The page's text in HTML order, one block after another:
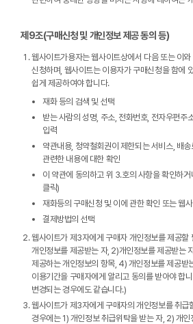
제9조(구매신청 및 개인정보 제공 동의 등)
웹사이트가용자는 웹사이트상에서 다음 또는 이
신청하며, 웹사이트는 이용자가 구매신청을 함에
쉽게 제공하여야 합니다.
재화 등의 검색 및 선택
받는 사람의 성명, 주소, 전화번호, 전자우편주
입력
약관내용, 청약철회권이 제한되는 서비스, 배
관련한 내용에 대한 확인
이 약관에 동의하고 위 3.호의 사항을 확인하
클릭)
재화등의 구매신청 및 이에 관한 확인 또는 웹
결제방법의 선택
웹사이트가 제3자에게 구매자 개인정보를 제공할
개인정보를 제공받는 자, 2)개인정보를 제공받는
제공하는 개인정보의 항목, 4) 개인정보를 제공받
이용기간을 구매자에게 알리고 동의를 받아야 합
변경되는 경우에도 같습니다.)
웹사이트가 제3자에게 구매자의 개인정보를 취급
경우에는 1) 개인정보 취급위탁을 받는 자, 2) 개인